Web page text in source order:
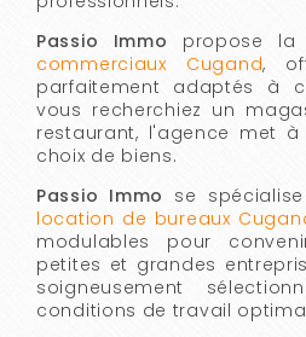
Passio Immo propose la
commerciaux Cugand,
parfaitement adaptés à
vous recherchiez un
restaurant, l'agence met
choix de biens.
Passio Immo se
location de bureaux
modulables pour
petites et grandes
soigneusement
conditions de travail